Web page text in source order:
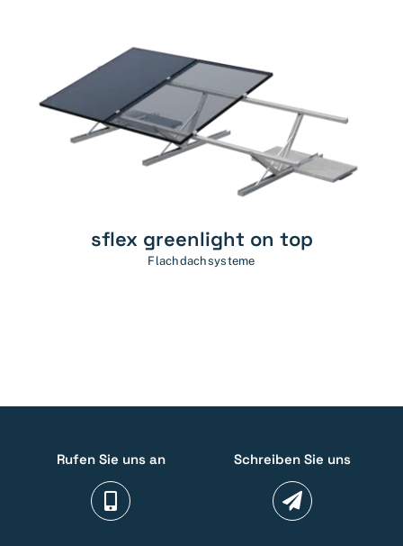
sflex greenlight on top
Flachdachsysteme
Rufen Sie uns an Schreiben Sie uns